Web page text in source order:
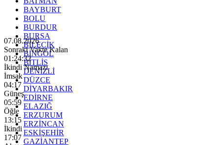
BAYBURT
BOLU
BURDUR
BURSA
BİLECİK
BİNGÖL
BİTLİS
DENİZLİ
DÜZCE
DİYARBAKIR
EDİRNE
ELAZIĞ
ERZURUM
ERZİNCAN
ESKİŞEHİR
GAZİANTEP
07.08.2026
Sonraki Vakte Kalan
01:24:31
İkindi Namazı
İmsak
04:17
Güneş
05:59
Öğle
13:15
İkindi
17:07